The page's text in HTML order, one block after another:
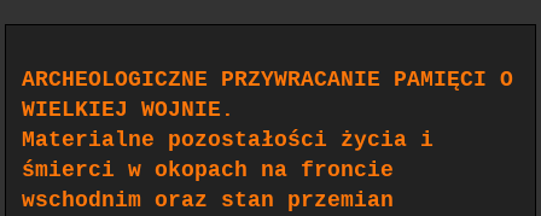
ARCHEOLOGICZNE PRZYWRACANIE PAMIĘCI O
WIELKIEJ WOJNIE.
Materialne pozostałości życia i
śmierci w okopach na froncie
wschodnim oraz stan przemian